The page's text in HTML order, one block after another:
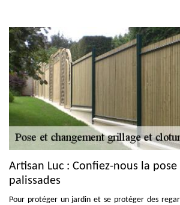
Artisan Luc : Confiez-nous la pose
palissades
Pour protéger un jardin et se protéger des